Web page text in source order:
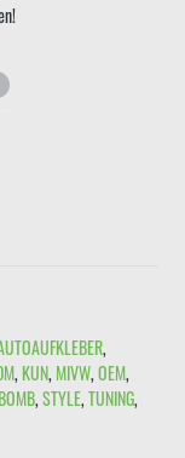
,
, KUN, MIVW,OEM,
,STYLE,TUNING,